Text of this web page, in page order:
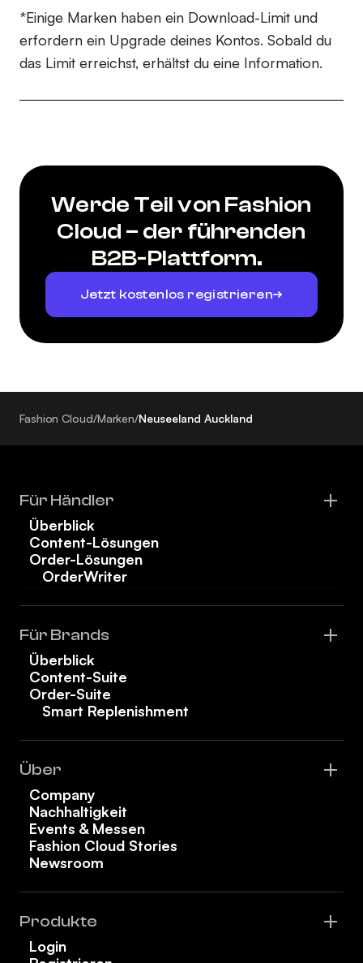
*Einige Marken haben ein Download-Limit und
erfordern ein Upgrade deines Kontos. Sobald du
das Limit erreichst, erhältst du eine Information.
Werde Teil von Fashion
Cloud – der führenden
B2B-Plattform.
Jetzt kostenlos registrieren
Fashion Cloud/Marken/Neuseeland Auckland
Für Händler
Überblick
Content-Lösungen
Order-Lösungen
OrderWriter
Für Brands
Überblick
Content-Suite
Order-Suite
Smart Replenishment
Über
Company
Nachhaltigkeit
Events & Messen
Fashion Cloud Stories
Newsroom
Produkte
Login